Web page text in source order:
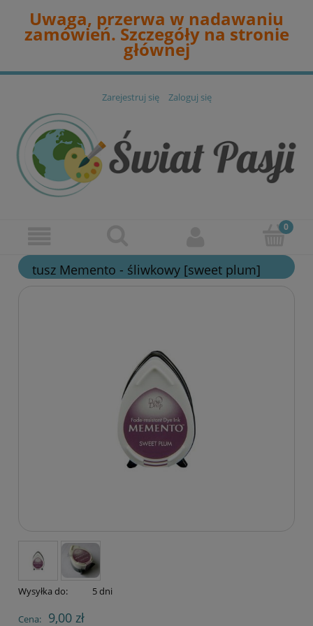
Uwaga, przerwa w nadawaniu
zamówień. Szczegóły na stronie
głównej
Zarejestruj się Zaloguj się
tusz Memento - śliwkowy [sweet plum]
Wysyłka do: 5 dni
Cena: 9,00 zł